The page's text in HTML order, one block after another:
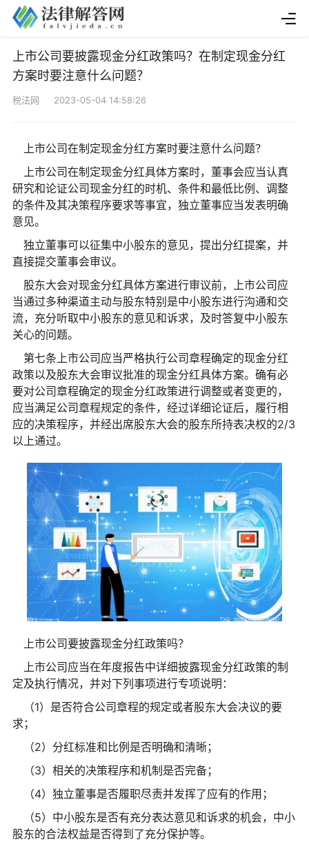
上市公司要披露现金分红政策吗？在制定现金分红
方案时要注意什么问题？
税法网 2023-05-04 14:58:26
上市公司在制定现金分红方案时要注意什么问题？
上市公司在制定现金分红具体方案时，董事会应当认真
研究和论证公司现金分红的时机、条件和最低比例、调整
的条件及其决策程序要求等事宜，独立董事应当发表明确
意见。
独立董事可以征集中小股东的意见，提出分红提案，并
直接提交董事会审议。
股东大会对现金分红具体方案进行审议前，上市公司应
当通过多种渠道主动与股东特别是中小股东进行沟通和交
流，充分听取中小股东的意见和诉求，及时答复中小股东
关心的问题。
第七条上市公司应当严格执行公司章程确定的现金分红
政策以及股东大会审议批准的现金分红具体方案。确有必
要对公司章程确定的现金分红政策进行调整或者变更的，
应当满足公司章程规定的条件，经过详细论证后，履行相
应的决策程序，并经出席股东大会的股东所持表决权的2/3
以上通过。
上市公司要披露现金分红政策吗？
上市公司应当在年度报告中详细披露现金分红政策的制
定及执行情况，并对下列事项进行专项说明：
（1）是否符合公司章程的规定或者股东大会决议的要
求；
（2）分红标准和比例是否明确和清晰；
（3）相关的决策程序和机制是否完备；
（4）独立董事是否履职尽责并发挥了应有的作用；
（5）中小股东是否有充分表达意见和诉求的机会，中小
股东的合法权益是否得到了充分保护等。